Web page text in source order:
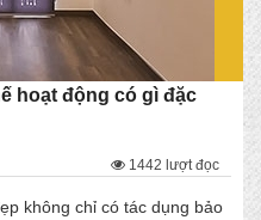
hoạt động có gì đặc
1442 lượt đọc
không chỉ có tác dụng bảo